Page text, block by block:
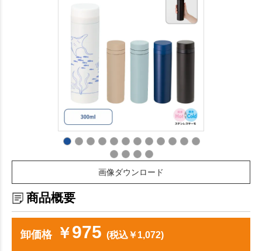
画像ダウンロード
商品概要
卸価格 ￥975 (税込￥1,072)